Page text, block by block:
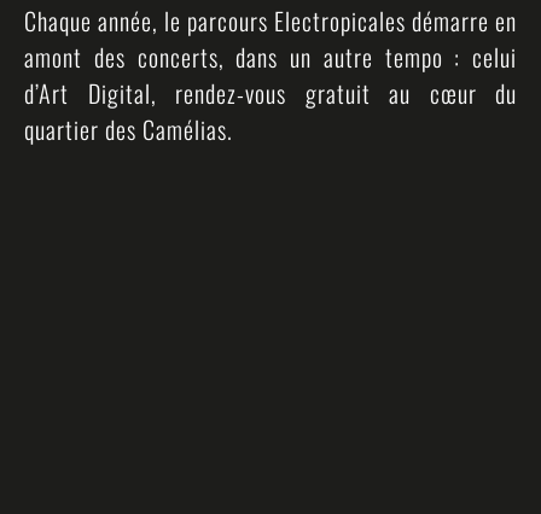
Chaque année, le parcours Electropicales démarre en
amont des concerts, dans un autre tempo : celui
d’Art Digital, rendez-vous gratuit au cœur du
quartier des Camélias.